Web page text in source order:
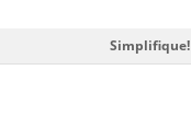
Simplifique!